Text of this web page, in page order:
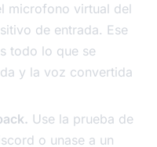
microfono virtual del
de entrada. Ese
todo lo que se
y la voz convertida
Use la prueba de
o unase a un